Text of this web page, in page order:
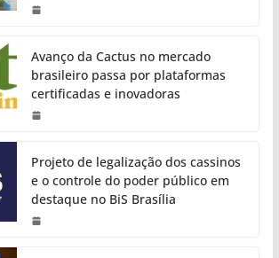
Avanço da Cactus no mercado
brasileiro passa por plataformas
certificadas e inovadoras
Projeto de legalização dos cassinos
e o controle do poder público em
destaque no BiS Brasília